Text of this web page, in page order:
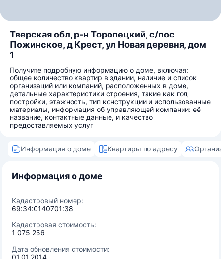
Тверская обл, р-н Торопецкий, с/пос
Пожинское, д Крест, ул Новая деревня, дом
1
Получите подробную информацию о доме, включая:
общее количество квартир в здании, наличие и список
организаций или компаний, расположенных в доме,
детальные характеристики строения, такие как год
постройки, этажность, тип конструкции и использованные
материалы, информация об управляющей компании: её
название, контактные данные, и качество
предоставляемых услуг
Информация о доме Квартиры по адресу
Информация о доме
Кадастровый номер:
69:34:0140701:38
Кадастровая стоимость:
1 075 256
Дата обновления стоимости:
01.01.2014